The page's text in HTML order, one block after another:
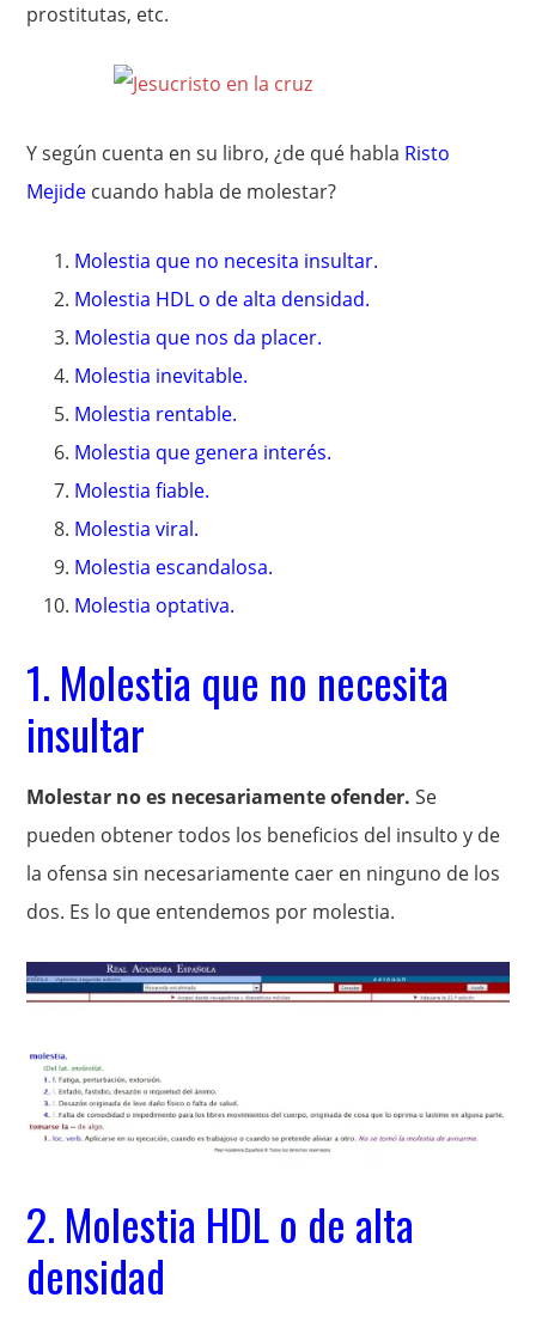
prostitutas, etc.
Y según cuenta en su libro, ¿de qué habla Risto
Mejide cuando habla de molestar?
Molestia que no necesita insultar.
Molestia HDL o de alta densidad.
Molestia que nos da placer.
Molestia inevitable.
Molestia rentable.
Molestia que genera interés.
Molestia fiable.
Molestia viral.
Molestia escandalosa.
Molestia optativa.
1. Molestia que no necesita
insultar
Molestar no es necesariamente ofender. Se
pueden obtener todos los beneficios del insulto y de
la ofensa sin necesariamente caer en ninguno de los
dos. Es lo que entendemos por molestia.
2. Molestia HDL o de alta
densidad